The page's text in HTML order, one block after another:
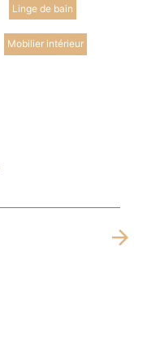
Linge de bain
Mobilier intérieur